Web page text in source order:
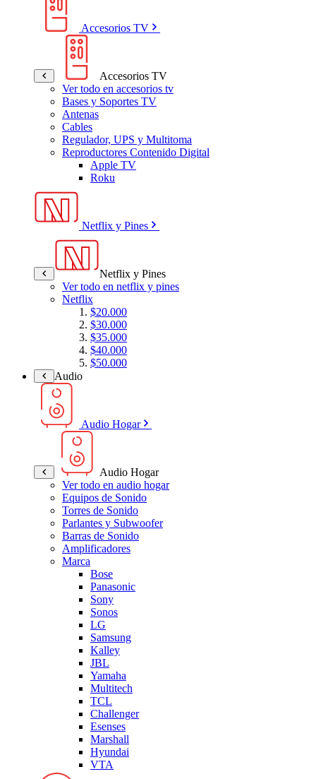
Accesorios TV
Accesorios TV
Ver todo en accesorios tv
Bases y Soportes TV
Antenas
Cables
Regulador, UPS y Multitoma
Reproductores Contenido Digital
Apple TV
Roku
Netflix y Pines
Netflix y Pines
Ver todo en netflix y pines
Netflix
$20.000
$30.000
$35.000
$40.000
$50.000
Audio
Audio Hogar
Audio Hogar
Ver todo en audio hogar
Equipos de Sonido
Torres de Sonido
Parlantes y Subwoofer
Barras de Sonido
Amplificadores
Marca
Bose
Panasonic
Sony
Sonos
LG
Samsung
Kalley
JBL
Yamaha
Multitech
TCL
Challenger
Esenses
Marshall
Hyundai
VTA